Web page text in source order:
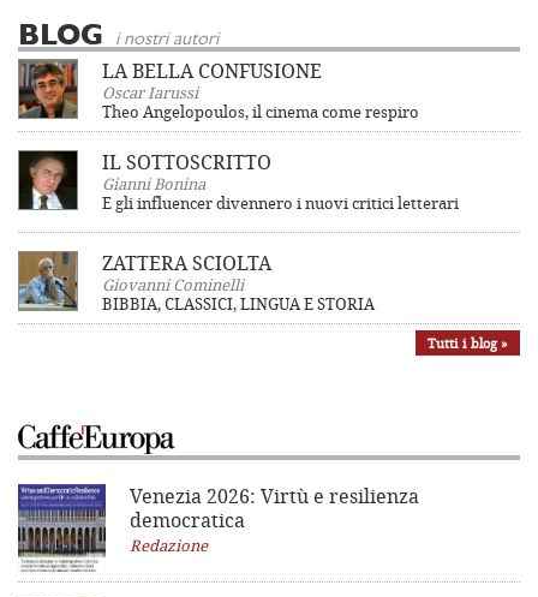
BLOG i nostri autori
LA BELLA CONFUSIONE
Oscar Iarussi
Theo Angelopoulos, il cinema come respiro
IL SOTTOSCRITTO
Gianni Bonina
E gli influencer divennero i nuovi critici letterari
ZATTERA SCIOLTA
Giovanni Cominelli
BIBBIA, CLASSICI, LINGUA E STORIA
Tutti i blog »
Venezia 2026: Virtù e resilienza
democratica
Redazione